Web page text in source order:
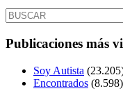
Buscar:
Publicaciones más
Soy Autista
Encontrados (8.598)